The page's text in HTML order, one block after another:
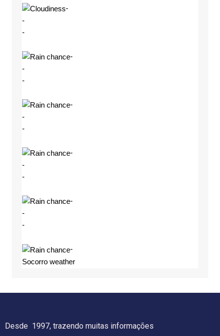
-
-
-
-
-
-
-
-
-
-
-
-
-
-
-
-
Socorro weather
Desde 1997, trazendo muitas informações